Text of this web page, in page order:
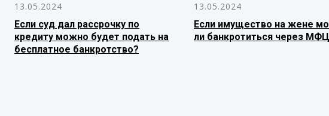
13.05.2024
Если суд дал рассрочку по
кредиту можно будет подать на
бесплатное банкротство?
13.05.2024
Если имущество на жене
ли банкротиться через